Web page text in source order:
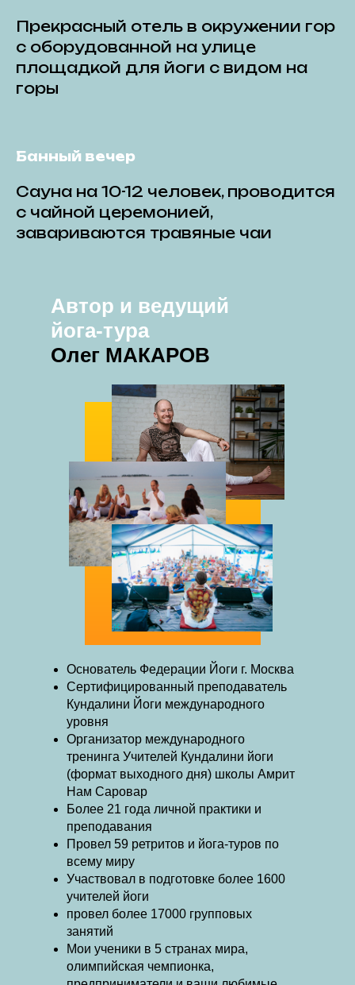
Прекрасный отель в окружении гор
с оборудованной на улице
площадкой для йоги с видом на
горы
Банный вечер
Сауна на 10-12 человек, проводится
с чайной церемонией,
завариваются травяные чаи
Автор и ведущий
йога-тура
Олег МАКАРОВ
Основатель Федерации Йоги г. Москва
Сертифицированный преподаватель
Кундалини Йоги международного
уровня
Организатор международного
тренинга Учителей Кундалини йоги
(формат выходного дня) школы Амрит
Нам Саровар
Более 21 года личной практики и
преподавания
Провел 59 ретритов и йога-туров по
всему миру
Участвовал в подготовке более 1600
учителей йоги
провел более 17000 групповых
занятий
Мои ученики в 5 странах мира,
олимпийская чемпионка,